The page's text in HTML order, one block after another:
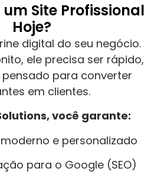
um Site Profissional
Hoje?
digital do seu negócio.
ele precisa ser rápido,
para converter
em clientes.
você garante:
moderno e personalizado
para o Google (SEO)